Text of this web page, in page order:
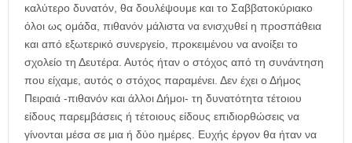
καλύτερο δυνατόν, θα δουλέψουμε και το Σαββατοκύριακο
όλοι ως ομάδα, πιθανόν μάλιστα να ενισχυθεί η προσπάθεια
και από εξωτερικό συνεργείο, προκειμένου να ανοίξει το
σχολείο τη Δευτέρα. Αυτός ήταν ο στόχος από τη συνάντηση
που είχαμε, αυτός ο στόχος παραμένει. Δεν έχει ο Δήμος
Πειραιά -πιθανόν και άλλοι Δήμοι- τη δυνατότητα τέτοιου
είδους παρεμβάσεις ή τέτοιους είδους επιδιορθώσεις να
γίνονται μέσα σε μια ή δύο ημέρες. Ευχής έργον θα ήταν να